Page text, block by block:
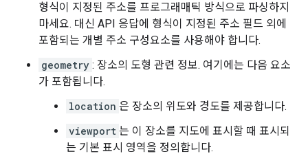
형식이 지정된 주소를 프로그래매틱 방식으로 파싱하지
마세요. 대신 API 응답에 형식이 지정된 주소 필드 외에
포함되는 개별 주소 구성요소를 사용해야 합니다.
geometry : 장소의 도형 관련 정보. 여기에는 다음 요소
가 포함됩니다.
location 은 장소의 위도와 경도를 제공합니다.
viewport 는 이 장소를 지도에 표시할 때 표시되
는 기본 표시 영역을 정의합니다.